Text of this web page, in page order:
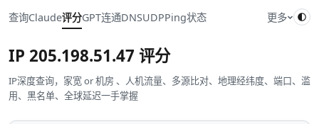
查询Claude评分GPT连通DNSUDPPing状态 更多
IP 205.198.51.47 评分
IP深度查询，家宽 or 机房 、人机流量、多源比对、地理经纬度、端口、滥
用、黑名单、全球延迟一手掌握